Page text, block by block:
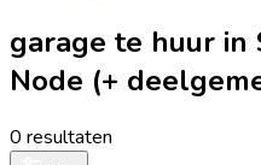
garage te huur in
Node (+
0 resultaten